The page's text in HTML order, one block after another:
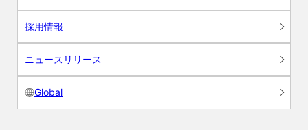
採用情報
ニュースリリース
Global